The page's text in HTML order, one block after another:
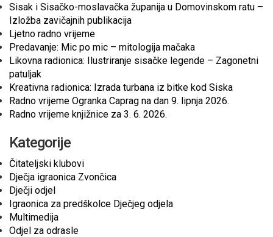
Sisak i Sisačko-moslavačka županija u Domovinskom ratu –
Izložba zavičajnih publikacija
Ljetno radno vrijeme
Predavanje: Mic po mic – mitologija mačaka
Likovna radionica: Ilustriranje sisačke legende – Zagonetni
patuljak
Kreativna radionica: Izrada turbana iz bitke kod Siska
Radno vrijeme Ogranka Caprag na dan 9. lipnja 2026.
Radno vrijeme knjižnice za 3. 6. 2026.
Kategorije
Čitateljski klubovi
Dječja igraonica Zvončica
Dječji odjel
Igraonica za predškolce Dječjeg odjela
Multimedija
Odjel za odrasle